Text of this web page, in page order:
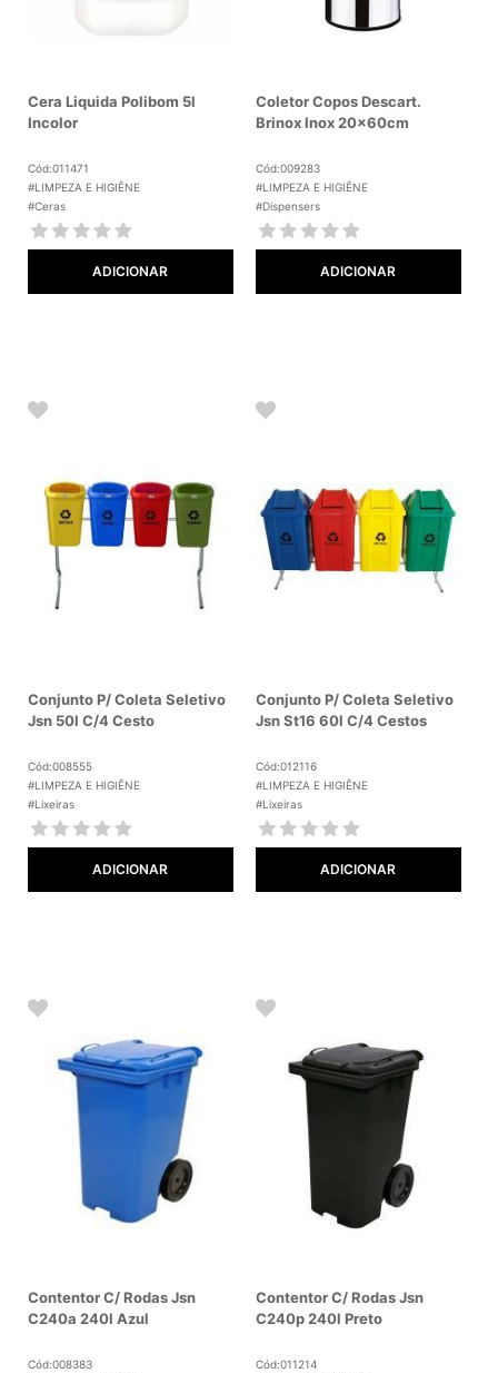
Cera Liquida Polibom 5l
Incolor
Cód:011471
#LIMPEZA E HIGIÊNE
#Ceras
ADICIONAR
Coletor Copos Descart.
Brinox Inox 20x60cm
Cód:009283
#LIMPEZA E HIGIÊNE
#Dispensers
ADICIONAR
Conjunto P/ Coleta Seletivo
Jsn 50l C/4 Cesto
Cód:008555
#LIMPEZA E HIGIÊNE
#Lixeiras
ADICIONAR
Conjunto P/ Coleta Seletivo
Jsn St16 60l C/4 Cestos
Cód:012116
#LIMPEZA E HIGIÊNE
#Lixeiras
ADICIONAR
Contentor C/ Rodas Jsn
C240a 240l Azul
Cód:008383
Contentor C/ Rodas Jsn
C240p 240l Preto
Cód:011214